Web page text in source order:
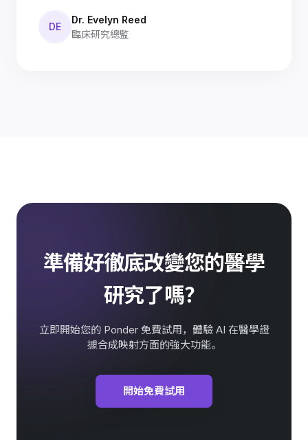
DE
Dr. Evelyn Reed
臨床研究總監
準備好徹底改變您的醫學
研究了嗎？
立即開始您的 Ponder 免費試用，體驗 AI 在醫學證
據合成映射方面的強大功能。
開始免費試用